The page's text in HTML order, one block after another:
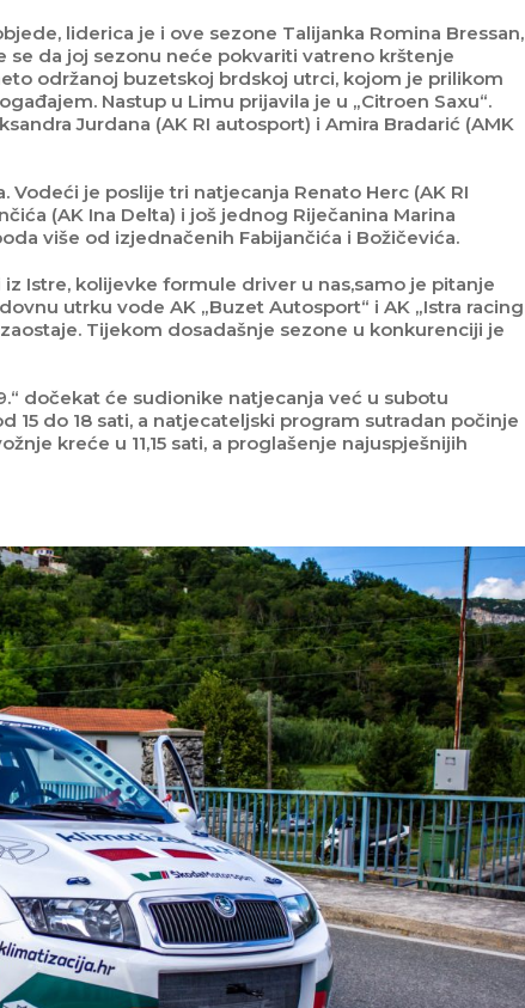
liderica je i ove sezone Talijanka Romina Bressan,
da joj sezonu neće pokvariti vatreno krštenje
održanoj buzetskoj brdskoj utrci, kojom je prilikom
Nastup u Limu prijavila je u „Citroen Saxu“.
Jurdana (AK RI autosport) i Amira Bradarić (AMK
je poslije tri natjecanja Renato Herc (AK RI
(AK Ina Delta) i još jednog Riječanina Marina
više od izjednačenih Fabijančića i Božičevića.
Istre, kolijevke formule driver u nas,samo je pitanje
utrku vode AK „Buzet Autosport“ i AK „Istra racing
Tijekom dosadašnje sezone u konkurenciji je
dočekat će sudionike natjecanja već u subotu
do 18 sati, a natjecateljski program sutradan počinje
kreće u 11,15 sati, a proglašenje najuspješnijih